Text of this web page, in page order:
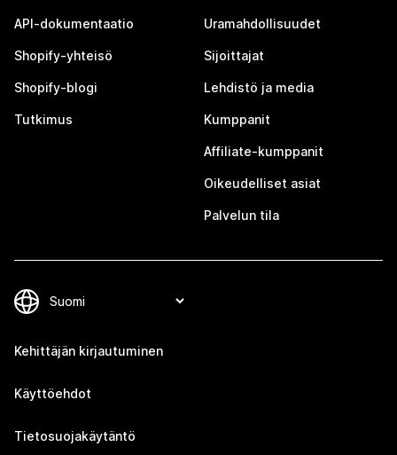
API-dokumentaatio
Shopify-yhteisö
Shopify-blogi
Tutkimus
Uramahdollisuudet
Sijoittajat
Lehdistö ja media
Kumppanit
Affiliate-kumppanit
Oikeudelliset asiat
Palvelun tila
Kehittäjän kirjautuminen
Käyttöehdot
Tietosuojakäytäntö